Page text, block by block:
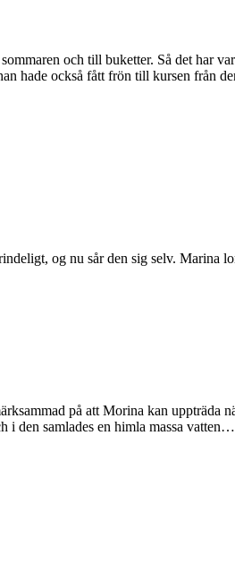
och till buketter. Så det har
hade också fått frön till kursen från
og nu sår den sig selv. Marina
på att Morina kan uppträda
i den samlades en himla massa vatten…